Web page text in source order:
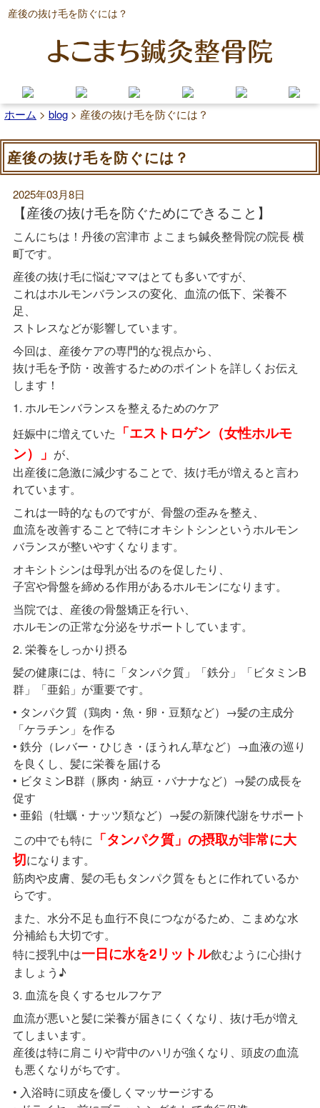
産後の抜け毛を防ぐには？
ホーム > blog > 産後の抜け毛を防ぐには？
産後の抜け毛を防ぐには？
2025年03月8日
【産後の抜け毛を防ぐためにできること】
こんにちは！丹後の宮津市 よこまち鍼灸整骨院の院長 横
町です。
産後の抜け毛に悩むママはとても多いですが、
これはホルモンバランスの変化、血流の低下、栄養不
足、
ストレスなどが影響しています。
今回は、産後ケアの専門的な視点から、
抜け毛を予防・改善するためのポイントを詳しくお伝え
します！
1. ホルモンバランスを整えるためのケア
妊娠中に増えていた 「エストロゲン（女性ホルモ
ン）」 が、
出産後に急激に減少することで、抜け毛が増えると言わ
れています。
これは一時的なものですが、骨盤の歪みを整え、
血流を改善することで特にオキシトシンというホルモン
バランスが整いやすくなります。
オキシトシンは母乳が出るのを促したり、
子宮や骨盤を締める作用があるホルモンになります。
当院では、産後の骨盤矯正を行い、
ホルモンの正常な分泌をサポートしています。
2. 栄養をしっかり摂る
髪の健康には、特に「タンパク質」「鉄分」「ビタミンB
群」「亜鉛」が重要です。
• タンパク質（鶏肉・魚・卵・豆類など）→髪の主成分
「ケラチン」を作る
• 鉄分（レバー・ひじき・ほうれん草など）→血液の巡り
を良くし、髪に栄養を届ける
• ビタミンB群（豚肉・納豆・バナナなど）→髪の成長を
促す
• 亜鉛（牡蠣・ナッツ類など）→髪の新陳代謝をサポート
この中でも特に 「タンパク質」の摂取が非常に大
切になります。
筋肉や皮膚、髪の毛もタンパク質をもとに作れているか
らです。
また、水分不足も血行不良につながるため、こまめな水
分補給も大切です。
特に授乳中は一日に水を2リットル飲むように心掛け
ましょう♪
3. 血流を良くするセルフケア
血流が悪いと髪に栄養が届きにくくなり、抜け毛が増え
てしまいます。
産後は特に肩こりや背中のハリが強くなり、頭皮の血流
も悪くなりがちです。
• 入浴時に頭皮を優しくマッサージする